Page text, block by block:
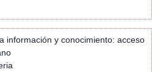
información y conocimiento: acceso